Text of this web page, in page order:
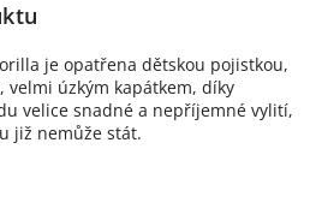
je opatřena dětskou pojistkou,
úzkým kapátkem, díky
velice snadné a nepříjemné vylití,
již nemůže stát.